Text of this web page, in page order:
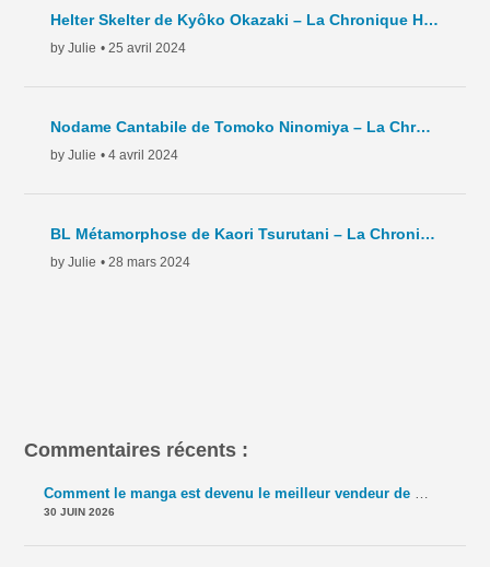
Helter Skelter de Kyôko Okazaki – La Chronique Hebdo – C7 – 2024
by Julie • 25 avril 2024
Nodame Cantabile de Tomoko Ninomiya – La Chronique Hebdo – C6 – 2024
by Julie • 4 avril 2024
BL Métamorphose de Kaori Tsurutani – La Chronique Hebdo – C5- 2024
by Julie • 28 mars 2024
Commentaires récents :
30 JUIN 2026